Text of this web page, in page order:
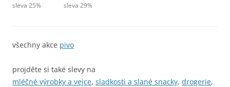
sleva 25%
sleva 29%
všechny akce pivo
projděte si také slevy na
mléčné výrobky a vejce, sladkosti a slané snacky, drogerie,